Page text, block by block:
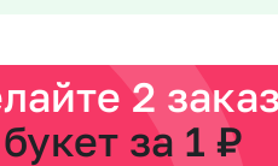
2
за 1 ₽